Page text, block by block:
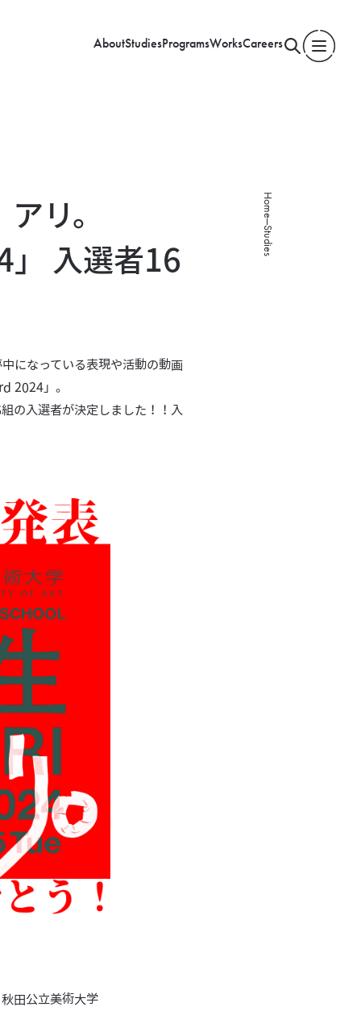
AboutStudiesProgramsWorksCareers
Home
Studies
リ。
入選者16
になっている表現や活動の動画
2024」。
の入選者が決定しました！！入
田公立美術大学